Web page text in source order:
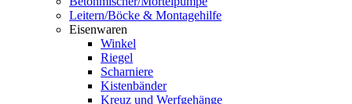
Leitern/Böcke & Montagehilfe
Eisenwaren
Winkel
Riegel
Scharniere
Kistenbänder
Kreuz und Werfgehänge